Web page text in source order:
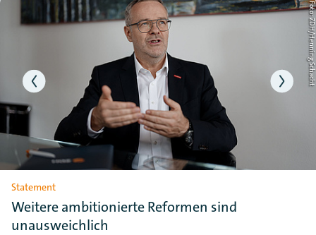
Slider überspringen Foto: ZDH/Henning Schacht
Statement
Weitere ambitionierte Reformen sind
unausweichlich